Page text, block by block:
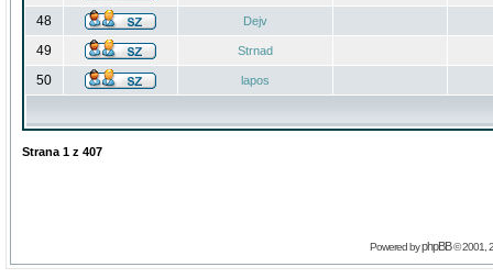
48 Dejv
49 Strnad
50 lapos
Strana 1 z 407
Powered byphpBB© 2001,